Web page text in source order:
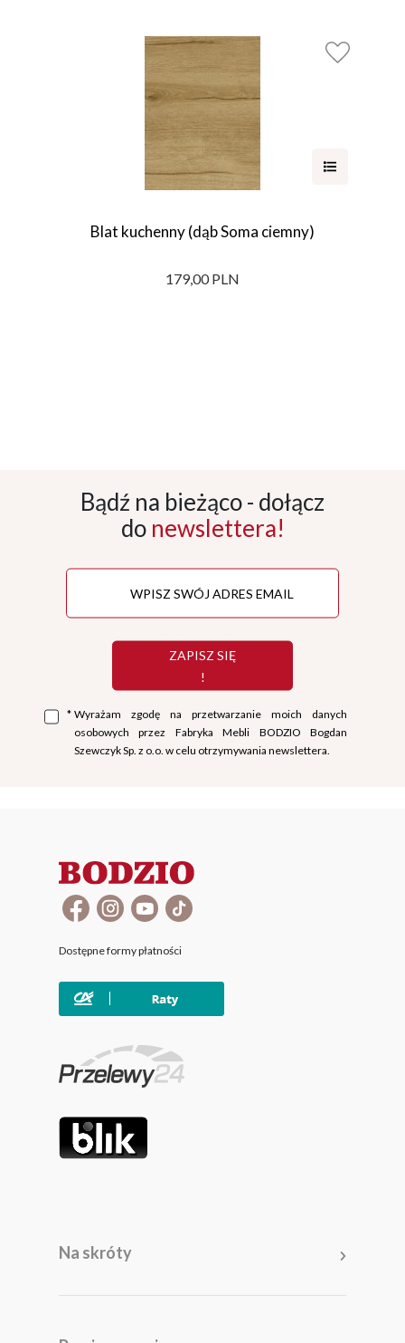
Blat kuchenny (dąb Soma ciemny)
179,00 PLN
Bądź na bieżąco - dołącz
do newslettera!
ZAPISZ SIĘ
!
* Wyrażam zgodę na przetwarzanie moich danych
osobowych przez Fabryka Mebli BODZIO Bogdan
Szewczyk Sp. z o.o. w celu otrzymywania newslettera.
Dostępne formy płatności
Na skróty
Pomieszczenia